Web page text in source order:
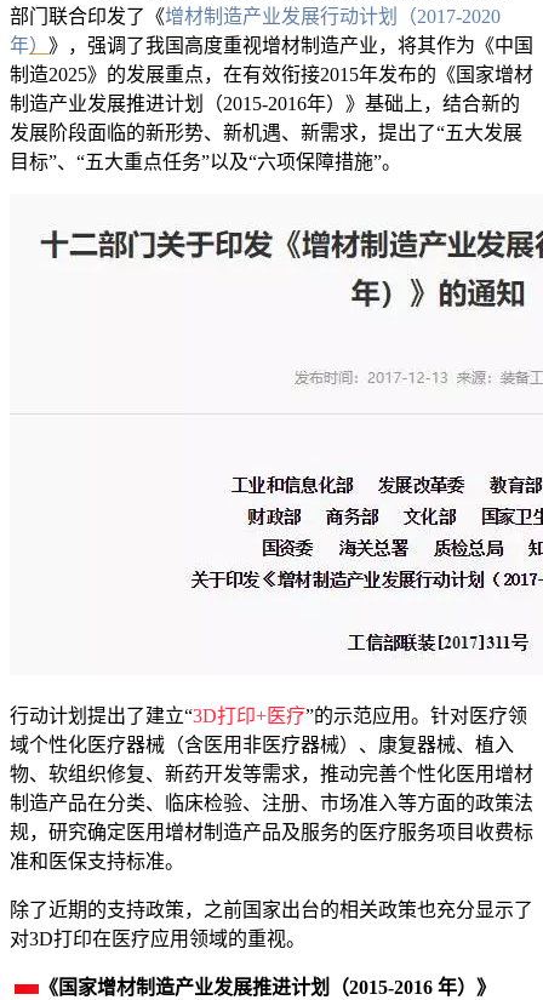
部门联合印发了《增材制造产业发展行动计划（2017-2020
年） 》，强调了我国高度重视增材制造产业，将其作为《中国
制造2025》的发展重点，在有效衔接2015年发布的《国家增材
制造产业发展推进计划（2015-2016年）》基础上，结合新的
发展阶段面临的新形势、新机遇、新需求，提出了“五大发展
目标”、“五大重点任务”以及“六项保障措施”。
行动计划提出了建立“3D打印+医疗”的示范应用。针对医疗领
域个性化医疗器械（含医用非医疗器械）、康复器械、植入
物、软组织修复、新药开发等需求，推动完善个性化医用增材
制造产品在分类、临床检验、注册、市场准入等方面的政策法
规，研究确定医用增材制造产品及服务的医疗服务项目收费标
准和医保支持标准。
除了近期的支持政策，之前国家出台的相关政策也充分显示了
对3D打印在医疗应用领域的重视。
《国家增材制造产业发展推进计划（2015-2016 年）》